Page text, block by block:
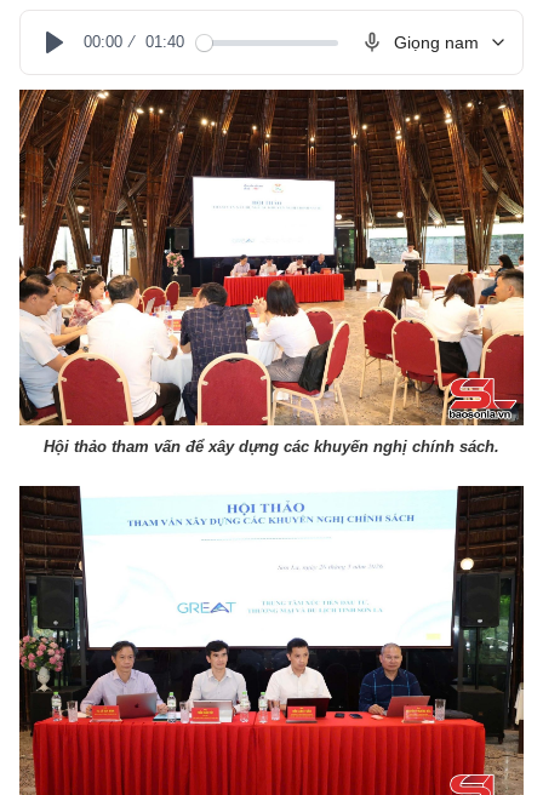
Play
00:00 01:40 Giọng nam
Hội thảo tham vấn để xây dựng các khuyến nghị chính sách.